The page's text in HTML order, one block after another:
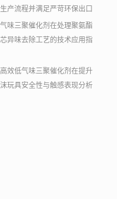
产流程并满足严苛环保出口
味三聚催化剂在处理聚氨酯
异味去除工艺的技术应用指
效低气味三聚催化剂在提升
玩具安全性与触感表现分析